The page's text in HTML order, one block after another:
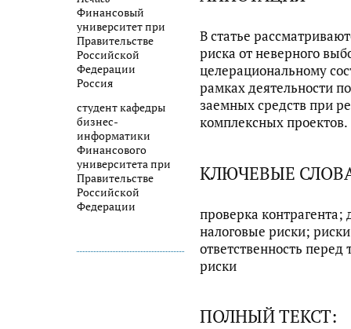
Финансовый
университет при
Правительстве
Российской
Федерации
Россия
студент кафедры
бизнес-
информатики
Финансового
университета при
Правительстве
Российской
Федерации
В статье
риска от неверного
целерациональному
рамках деятельности
заемных средств при
комплексных проектов.
КЛЮЧЕВЫЕ
проверка контрагента;
налоговые риски;
ответственность
риски
ПОЛНЫЙ ТЕКСТ: